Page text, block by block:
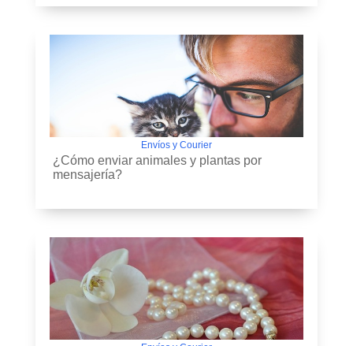
Envíos y Courier
¿Cómo enviar animales y plantas por
mensajería?